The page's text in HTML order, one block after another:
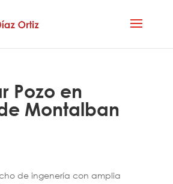
Pozo en
Montalban
de ingenería con amplia